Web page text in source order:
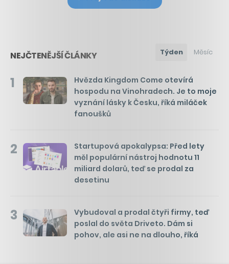
NEJČTENĚJŠÍ ČLÁNKY Týden Měsíc
1
Hvězda Kingdom Come otevírá
hospodu na Vinohradech. Je to moje
vyznání lásky k Česku, říká miláček
fanoušků
2
Startupová apokalypsa: Před lety
měl populární nástroj hodnotu 11
miliard dolarů, teď se prodal za
desetinu
3
Vybudoval a prodal čtyři firmy, teď
poslal do světa Driveto. Dám si
pohov, ale asi ne na dlouho, říká